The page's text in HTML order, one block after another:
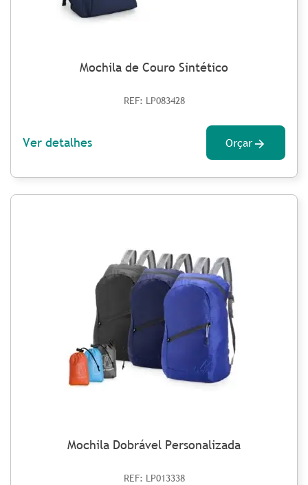
Mochila de Couro Sintético
REF: LP083428
Ver detalhes Orçar
Mochila Dobrável Personalizada
REF: LP013338